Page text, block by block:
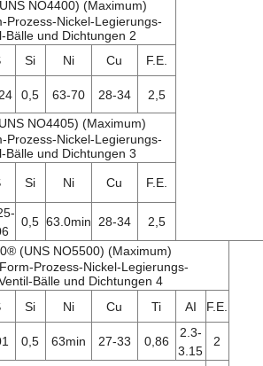
NO4400) (Maximum)
Si Ni Cu F.E.
0,5 63-70 28-34
2,5
NO4405) (Maximum)
Si Ni Cu F.E.
0,5 63.0min 28-34 2,5
(UNS NO5500) (Maximum)
Si Ni Cu Ti AI F.E.
0,5 63min 27-33 0,86
2.3-
3.15
2